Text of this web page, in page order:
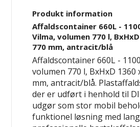
Produkt information
Affaldscontainer 660L -
Vilma, volumen 770 l,
770 mm, antracit/blå
Affaldscontainer 660L -
volumen 770 l, BxHxD 1360
mm, antracit/blå.
der er udført i henhold til
udgør som stor mobil
funktionel løsning med